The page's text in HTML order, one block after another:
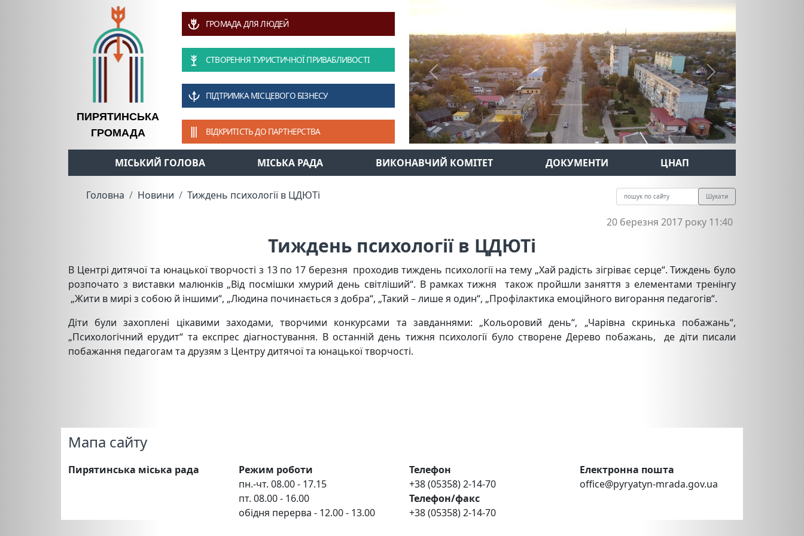
ПИРЯТИНСЬКА
ГРОМАДА
ГРОМАДА ДЛЯ ЛЮДЕЙ
СТВОРЕННЯ ТУРИСТИЧНОЇ ПРИВАБЛИВОСТІ
ПІДТРИМКА МІСЦЕВОГО БІЗНЕСУ
ВІДКРИТІСТЬ ДО ПАРТНЕРСТВА
Previous Next
МІСЬКИЙ ГОЛОВА МІСЬКА РАДА ВИКОНАВЧИЙ КОМІТЕТ ДОКУМЕНТИ ЦНАП
Головна Новини Тиждень психології в ЦДЮТі Шукати
20 березня 2017 року 11:40
Тиждень психології в ЦДЮТі
В Центрі дитячої та юнацької творчості з 13 по 17 березня проходив тиждень психології на тему „Хай радість зігріває серце“. Тиждень було
розпочато з виставки малюнків „Від посмішки хмурий день світліший“. В рамках тижня також пройшли заняття з елементами тренінгу
„Жити в мирі з собою й іншими“, „Людина починається з добра“, „Такий – лише я один“, „Профілактика емоційного вигорання педагогів“.
Діти були захоплені цікавими заходами, творчими конкурсами та завданнями: „Кольоровий день“, „Чарівна скринька побажань“,
„Психологічний ерудит“ та експрес діагностування. В останній день тижня психології було створене Дерево побажань, де діти писали
побажання педагогам та друзям з Центру дитячої та юнацької творчості.
Мапа сайту
Пирятинська міська рада
Режим роботи
пн.-чт. 08.00 - 17.15
пт. 08.00 - 16.00
обідня перерва - 12.00 - 13.00
Телефон
+38 (05358) 2-14-70
Телефон/факс
+38 (05358) 2-14-70
Електронна пошта
office@pyryatyn-mrada.gov.ua